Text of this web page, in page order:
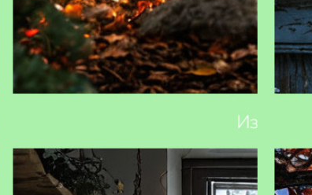
Как подготовить сад к зиме: основные этапы